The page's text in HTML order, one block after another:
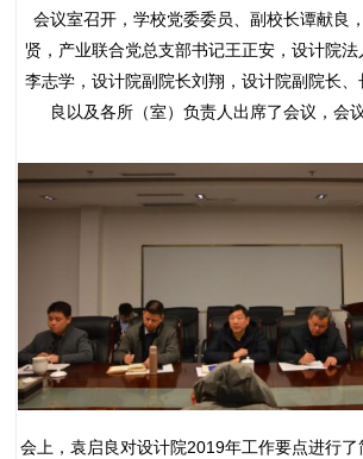
会议室召开，学校党委委员、副校长谭献良
贤，产业联合党总支部书记王正安，设计院
李志学，设计院副院长刘翔，设计院副院长
良以及各所（室）负责人出席了会议，会
会上，袁启良对设计院2019年工作要点进行